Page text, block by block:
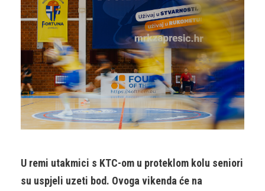
U remi utakmici s KTC-om u proteklom kolu seniori
su uspjeli uzeti bod. Ovoga vikenda će na